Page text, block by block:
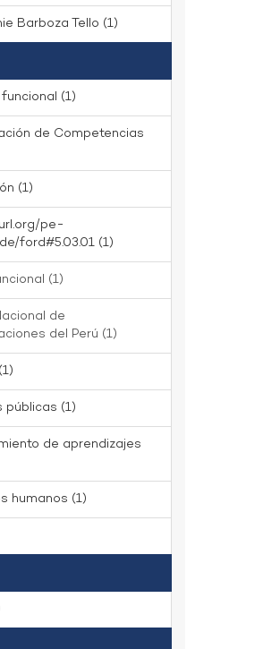
Barboza Tello (1)
(1)
de Competencias
(1)
pe-
ford#5.03.01 (1)
(1)
de
del Perú (1)
públicas (1)
de aprendizajes
humanos (1)